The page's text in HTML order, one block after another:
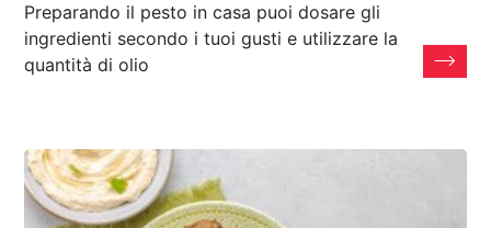
Preparando il pesto in casa puoi dosare gli
ingredienti secondo i tuoi gusti e utilizzare la
quantità di olio